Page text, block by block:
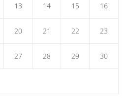
13 14 15 16
20 21 22 23
27 28 29 30